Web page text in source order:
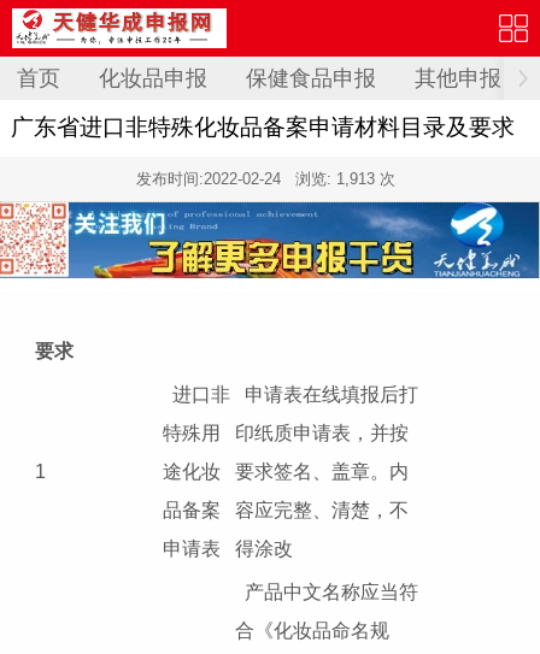
首页 化妆品申报 保健食品申报 其他申报
广东省进口非特殊化妆品备案申请材料目录及要求
发布时间:2022-02-24 浏览: 1,913 次
要求
1
进口非
特殊用
途化妆
品备案
申请表
申请表在线填报后打
印纸质申请表，并按
要求签名、盖章。内
容应完整、清楚，不
得涂改
产品中文名称应当符
合《化妆品命名规